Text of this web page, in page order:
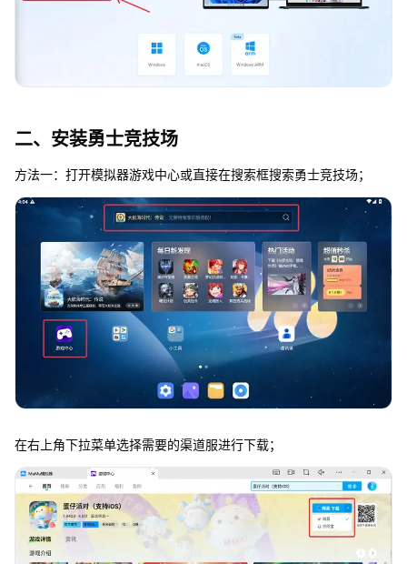
二、安装勇士竞技场
方法一：打开模拟器游戏中心或直接在搜索框搜索勇士竞技场；
在右上角下拉菜单选择需要的渠道服进行下载；